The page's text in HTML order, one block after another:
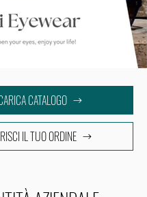
nostri prodotti, garantendo una
e sicurezza. Per ridurre al
realizzate con carta proveniente
modo responsabile, certificate dal
Council),
una nuova forza interiore e ha
CATALOGO
IL TUO ORDINE